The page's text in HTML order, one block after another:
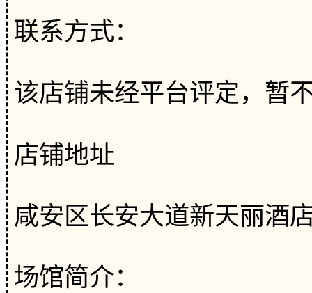
联系方式：
该店铺未经平台评定，暂
店铺地址
咸安区长安大道新天丽酒
场馆简介：